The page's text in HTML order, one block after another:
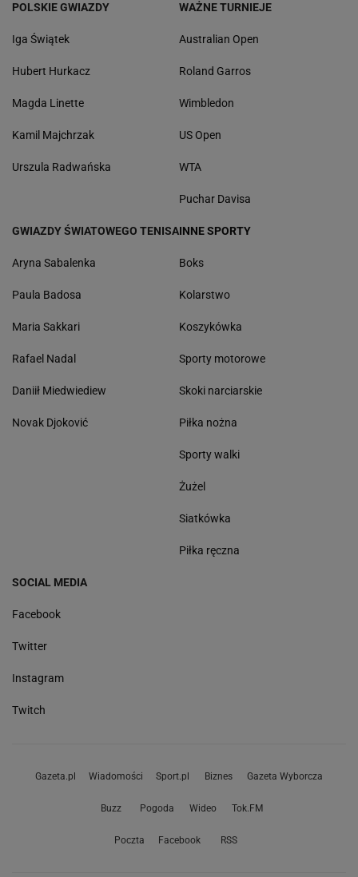
POLSKIE GWIAZDY
Iga Świątek
Hubert Hurkacz
Magda Linette
Kamil Majchrzak
Urszula Radwańska
WAŻNE TURNIEJE
Australian Open
Roland Garros
Wimbledon
US Open
WTA
Puchar Davisa
GWIAZDY ŚWIATOWEGO TENISA
Aryna Sabalenka
Paula Badosa
Maria Sakkari
Rafael Nadal
Daniił Miedwiediew
Novak Djoković
INNE SPORTY
Boks
Kolarstwo
Koszykówka
Sporty motorowe
Skoki narciarskie
Piłka nożna
Sporty walki
Żużel
Siatkówka
Piłka ręczna
SOCIAL MEDIA
Facebook
Twitter
Instagram
Twitch
Gazeta.pl Wiadomości Sport.pl Biznes Gazeta Wyborcza
Buzz Pogoda Wideo Tok.FM
Poczta Facebook RSS